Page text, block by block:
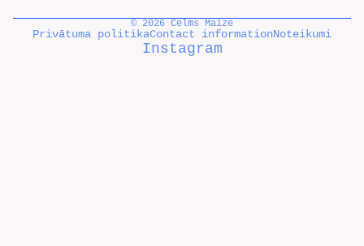
© 2026 Celms Maize
Privātuma politikaContact informationNoteikumi
Instagram